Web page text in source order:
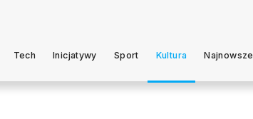
Tech Inicjatywy Sport Kultura Najnowsze